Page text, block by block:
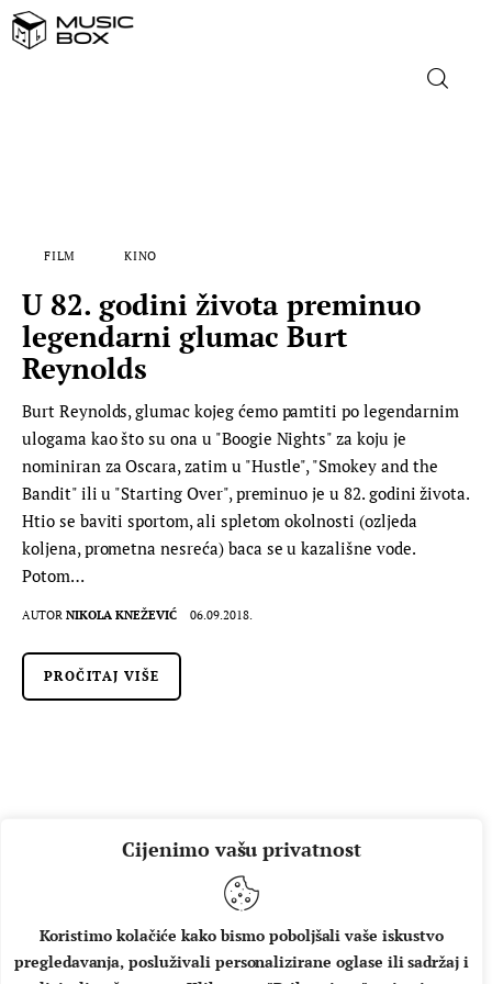
Cijenimo vašu privatnost
Koristimo kolačiće kako bismo poboljšali vaše iskustvo
pregledavanja, posluživali personalizirane oglase ili sadržaj i
FILM
MUSIC BOX
FILM KINO
U 82. godini života preminuo
legendarni glumac Burt
Reynolds
Burt Reynolds, glumac kojeg ćemo pamtiti po legendarnim
ulogama kao što su ona u "Boogie Nights" za koju je
nominiran za Oscara, zatim u "Hustle", "Smokey and the
Bandit" ili u "Starting Over", preminuo je u 82. godini života.
Htio se baviti sportom, ali spletom okolnosti (ozljeda
koljena, prometna nesreća) baca se u kazališne vode.
Potom…
AUTOR NIKOLA KNEŽEVIĆ 06.09.2018.
PROČITAJ VIŠE
O NAMA IMPRESSUM UVJETI KORIŠTENJA